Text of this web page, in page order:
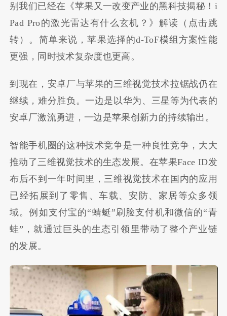
别我们已经在《苹果又一改变产业的黑科技揭秘！i
Pad Pro的激光雷达有什么玄机？》解读（点击跳
转）。简单来说，苹果选择的d-ToF模组方案性能
更强，同时技术复杂度也更高。
到现在，安卓厂与苹果的三维视觉技术拉锯战仍在
继续，难分胜负。一边是以华为、三星等为代表的
安卓厂激流勇进，一边是苹果创新力的持续输出。
智能手机圈的这种技术竞争是一种良性竞争，大大
推动了三维视觉技术的生态发展。在苹果Face ID发
布后不到一年时间里，三维视觉技术在国内的应用
已经拓展到了零售、车载、安防、家居等众多领
域。例如支付宝的“蜻蜓”刷脸支付机和微信的“青
蛙”，就通过巨头的生态引领里带动了整个产业链
的发展。